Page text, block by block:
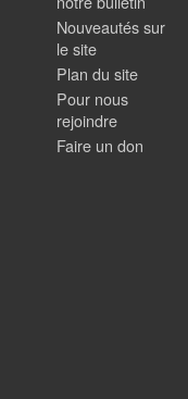
Nouveautés sur
le site
Plan du site
Pour nous
rejoindre
Faire un don